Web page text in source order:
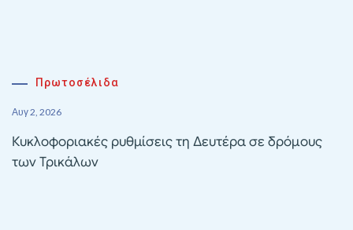
Πρωτοσέλιδα
Αυγ 2, 2026
Κυκλοφοριακές ρυθμίσεις τη Δευτέρα σε δρόμους
των Τρικάλων